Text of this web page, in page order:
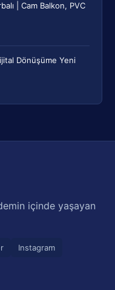
| Cam Balkon, PVC
Dönüşüme Yeni
içinde yaşayan
Instagram